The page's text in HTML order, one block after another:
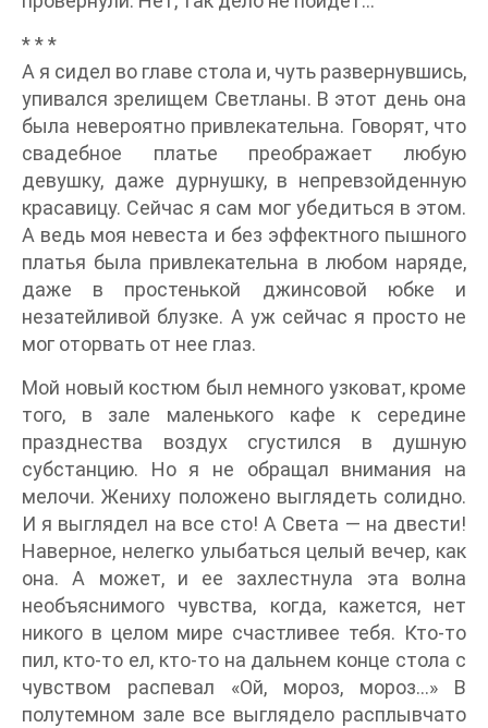
* * *
А я сидел во главе стола и, чуть развернувшись,
упивался зрелищем Светланы. В этот день она
была невероятно привлекательна. Говорят, что
свадебное платье преображает любую
девушку, даже дурнушку, в непревзойденную
красавицу. Сейчас я сам мог убедиться в этом.
А ведь моя невеста и без эффектного пышного
платья была привлекательна в любом наряде,
даже в простенькой джинсовой юбке и
незатейливой блузке. А уж сейчас я просто не
мог оторвать от нее глаз.
Мой новый костюм был немного узковат, кроме
того, в зале маленького кафе к середине
празднества воздух сгустился в душную
субстанцию. Но я не обращал внимания на
мелочи. Жениху положено выглядеть солидно.
И я выглядел на все сто! А Света — на двести!
Наверное, нелегко улыбаться целый вечер, как
она. А может, и ее захлестнула эта волна
необъяснимого чувства, когда, кажется, нет
никого в целом мире счастливее тебя. Кто-то
пил, кто-то ел, кто-то на дальнем конце стола с
чувством распевал «Ой, мороз, мороз…» В
полутемном зале все выглядело расплывчато